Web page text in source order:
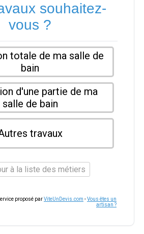
souhaitez-
vous ?
totale de ma salle de
bain
d'une partie de ma
salle de bain
travaux
à la liste des métiers
proposé parViteUnDevis.com -Vous êtes un
artisan ?